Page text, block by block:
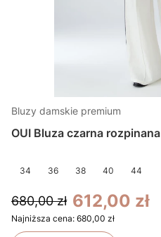
Bluzy damskie premium
OUI Bluza czarna rozpinana
34 36 38 40 44
680,00 zł 612,00 zł
Najniższa cena: 680,00 zł